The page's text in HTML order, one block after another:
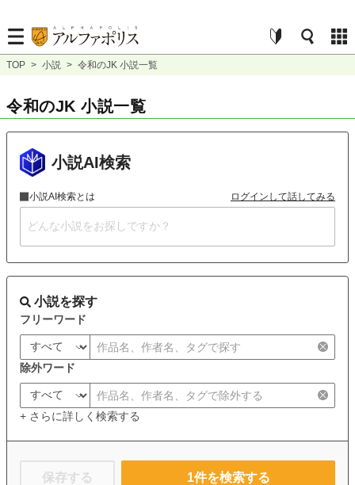
TOP > 小説 > 令和のJK 小説一覧
令和のJK 小説一覧
小説AI検索
小説AI検索とは ログインして話してみる
小説を探す
フリーワード
除外ワード
+ さらに詳しく検索する
保存する 1件を検索する